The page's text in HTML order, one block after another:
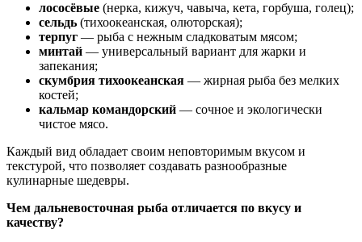
лососёвые (нерка, кижуч, чавыча, кета, горбуша, голец);
сельдь (тихоокеанская, олюторская);
терпуг — рыба с нежным сладковатым мясом;
минтай — универсальный вариант для жарки и
запекания;
скумбрия тихоокеанская — жирная рыба без мелких
костей;
кальмар командорский — сочное и экологически
чистое мясо.
Каждый вид обладает своим неповторимым вкусом и
текстурой, что позволяет создавать разнообразные
кулинарные шедевры.
Чем дальневосточная рыба отличается по вкусу и
качеству?